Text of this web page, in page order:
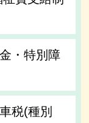
・特別障
税(種別